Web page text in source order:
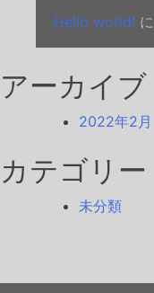
Hello world! に
アーカイブ
2022年2月
カテゴリー
未分類